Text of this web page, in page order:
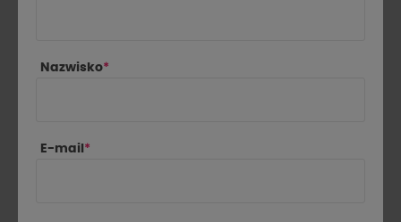
Nazwisko*
E-mail *